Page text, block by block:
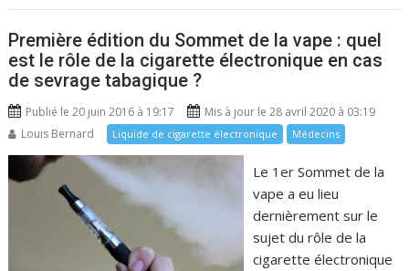
Première édition du Sommet de la vape : quel
est le rôle de la cigarette électronique en cas
de sevrage tabagique ?
Publié le 20 juin 2016 à 19:17
Mis à jour le 28 avril 2020 à 03:19
Louis Bernard
Liquide de cigarette électronique Médecins
Le 1er Sommet de la
vape a eu lieu
dernièrement sur le
sujet du rôle de la
cigarette électronique